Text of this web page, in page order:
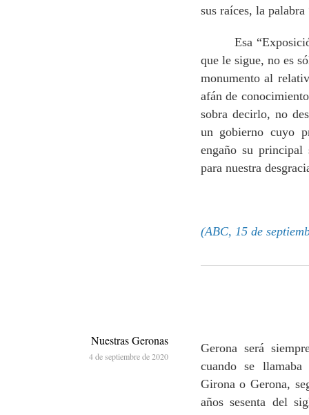
sus raíces, la
Esa “Exposición
que le sigue, no es
monumento al
afán de
sobra decirlo, no
un gobierno cuyo
engaño su principal
para nuestra
(ABC, 15 de
Gerona será
cuando se
Girona o Gerona,
años sesenta del
Nuestras Geronas
4 de septiembre de 2020